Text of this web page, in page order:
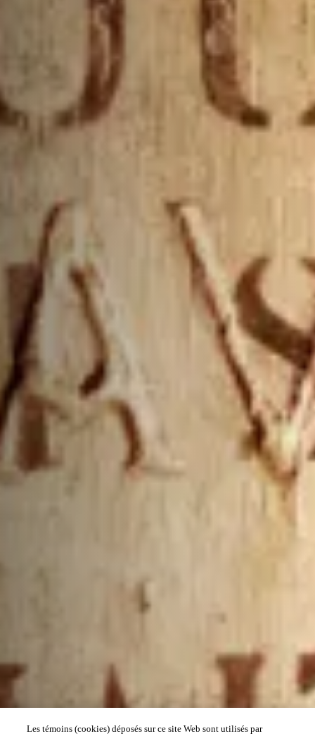
Les témoins (cookies) déposés sur ce site Web sont utilisés par